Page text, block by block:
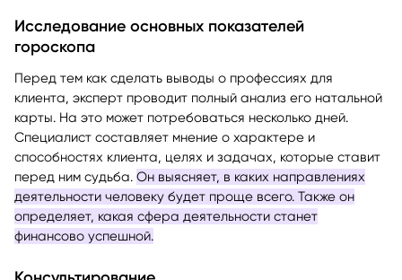
Исследование основных показателей
гороскопа
Перед тем как сделать выводы о профессиях для
клиента, эксперт проводит полный анализ его натальной
карты. На это может потребоваться несколько дней.
Специалист составляет мнение о характере и
способностях клиента, целях и задачах, которые ставит
перед ним судьба.Он выясняет, в каких направлениях
деятельности человеку будет проще всего. Также он
определяет, какая сфера деятельности станет